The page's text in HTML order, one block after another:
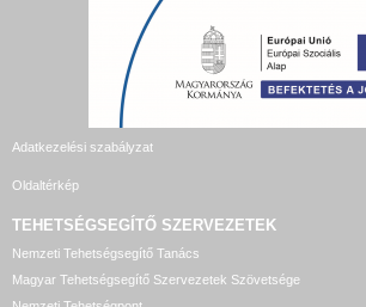
Adatkezelési szabályzat
Oldaltérkép
TEHETSÉGSEGÍTŐ SZERVEZETEK
Nemzeti Tehetségsegítő Tanács
Magyar Tehetségsegítő Szervezetek Szövetsége